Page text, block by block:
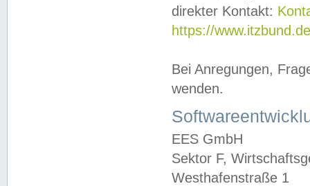
direkter Kontakt:
https://
Bei Anregungen,
wenden.
EES GmbH
Sektor F,
Westhafenstraße 1